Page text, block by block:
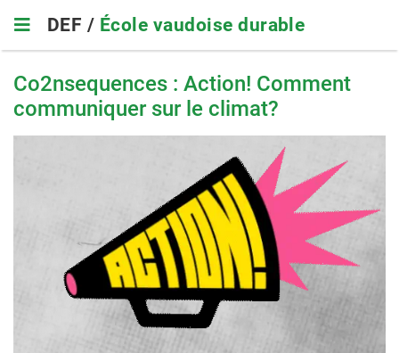
main
navigation
DEF / École vaudoise durable
Co2nsequences : Action! Comment
communiquer sur le climat?